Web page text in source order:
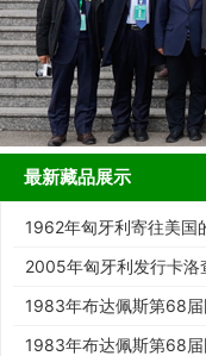
最新藏品展示
1962年匈牙利寄往美国
2005年匈牙利发行卡洛
年纪念邮票
1983年布达佩斯第68
大会纪念邮票（无齿）
1983年布达佩斯第68